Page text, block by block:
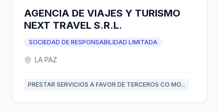
AGENCIA DE VIAJES Y TURISMO
NEXT TRAVEL S.R.L.
SOCIEDAD DE RESPONSABILIDAD LIMITADA
LA PAZ
PRESTAR SERVICIOS A FAVOR DE TERCEROS CO MO...